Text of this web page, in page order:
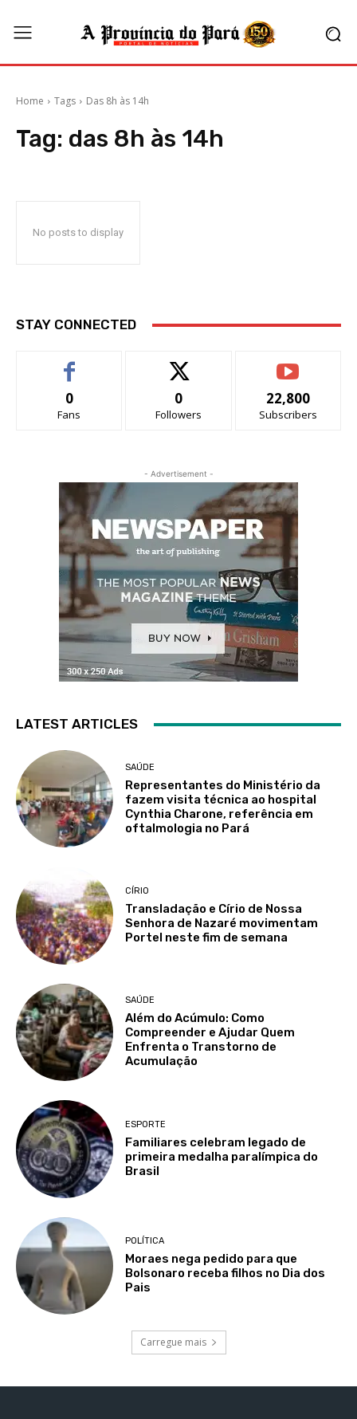
Home Tags Das 8h às 14h
Tag: das 8h às 14h
No posts to display
STAY CONNECTED
0
Fans
0
Followers
22,800
Subscribers
- Advertisement -
LATEST ARTICLES
SAÚDE
Representantes do Ministério da
fazem visita técnica ao hospital
Cynthia Charone, referência em
oftalmologia no Pará
CÍRIO
Transladação e Círio de Nossa
Senhora de Nazaré movimentam
Portel neste fim de semana
SAÚDE
Além do Acúmulo: Como
Compreender e Ajudar Quem
Enfrenta o Transtorno de
Acumulação
ESPORTE
Familiares celebram legado de
primeira medalha paralímpica do
Brasil
POLÍTICA
Moraes nega pedido para que
Bolsonaro receba filhos no Dia dos
Pais
Carregue mais